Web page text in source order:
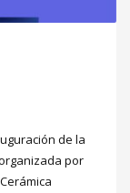
de la
por